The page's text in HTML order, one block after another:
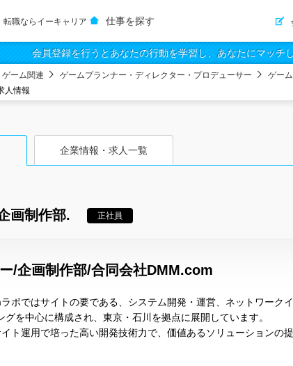
転職ならイーキャリア 仕事を探す
会員登録を行うとあなたの行動を学習し、あなたにマッチ
ゲーム関連 ゲームプランナー・ディレクター・プロデューサー ゲー
人情報
企業情報・求人一覧
画制作部. 正社員
/企画制作部/合同会社DMM.com
ボではサイトの要である、システム開発・運営、ネットワーク
を中心に構成され、東京・石川を拠点に展開しています。
ト運用で培った高い開発技術力で、価値あるソリューションの